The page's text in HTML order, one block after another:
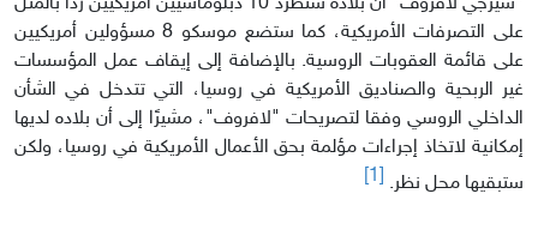
على التصرفات الأمريكية، كما ستضع موسكو 8 مسؤولين أمريكيين
على قائمة العقوبات الروسية. بالإضافة إلى إيقاف عمل المؤسسات
غير الربحية والصناديق الأمريكية في روسيا، التي تتدخل في الشأن
الداخلي الروسي وفقا لتصريحات "لافروف"، مشيرًا إلى أن بلاده لديها
إمكانية لاتخاذ إجراءات مؤلمة بحق الأعمال الأمريكية في روسيا، ولكن
ستبقيها محل نظر.